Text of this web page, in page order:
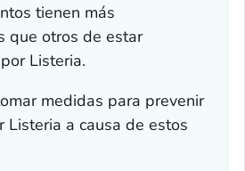
tienen más
que otros de estar
Listeria.
medidas para prevenir
Listeria a causa de estos